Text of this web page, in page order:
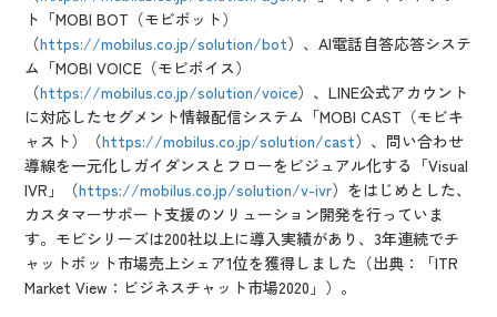
ト「MOBI BOT（モビボット）
（https://mobilus.co.jp/solution/bot）、AI電話自答応答システ
ム「MOBI VOICE（モビボイス）
（https://mobilus.co.jp/solution/voice）、LINE公式アカウント
に対応したセグメント情報配信システム「MOBI CAST（モビキ
ャスト）（https://mobilus.co.jp/solution/cast）、問い合わせ
導線を一元化しガイダンスとフローをビジュアル化する「Visual
IVR」（https://mobilus.co.jp/solution/v-ivr）をはじめとした、
カスタマーサポート支援のソリューション開発を行っていま
す。モビシリーズは200社以上に導入実績があり、3年連続でチ
ャットボット市場売上シェア1位を獲得しました（出典：「ITR
Market View：ビジネスチャット市場2020」）。